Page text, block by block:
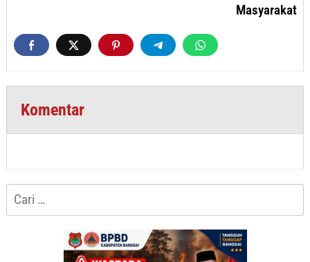
Masyarakat
Komentar
Cari
untuk: